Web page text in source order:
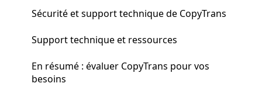
Sécurité et support technique de CopyTrans
Support technique et ressources
En résumé : évaluer CopyTrans pour vos
besoins